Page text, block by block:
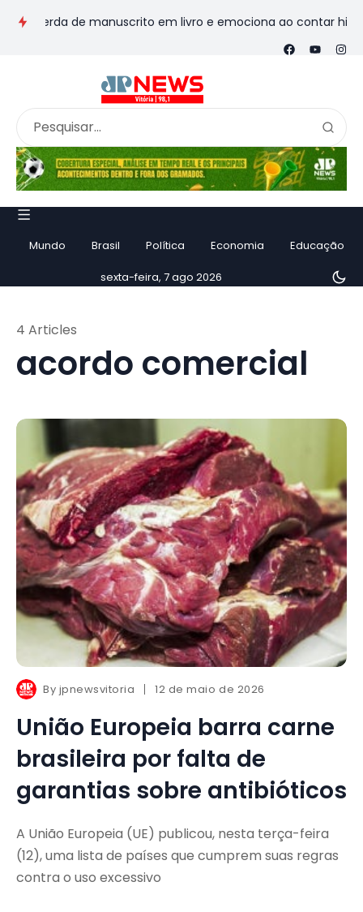
de manuscrito em livro e emociona ao contar história
Mundo Brasil Política Economia Educação
sexta-feira, 7 ago 2026
acordo comercial
4 Articles
By jpnewsvitoria 12 de maio de 2026
União Europeia barra carne
brasileira por falta de
garantias sobre antibióticos
A União Europeia (UE) publicou, nesta terça-feira
(12), uma lista de países que cumprem suas regras
contra o uso excessivo